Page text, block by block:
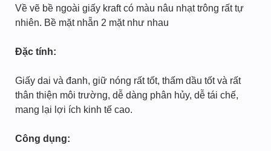
Về vẽ bề ngoài giấy kraft có màu nâu nhạt trông rất tự
nhiên. Bề mặt nhẵn 2 mặt như nhau
Đặc tính:
Giấy dai và đanh, giữ nóng rất tốt, thấm dầu tốt và rất
thân thiện môi trường, dễ dàng phân hủy, dễ tái chế,
mang lại lợi ích kinh tế cao.
Công dụng: